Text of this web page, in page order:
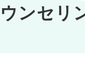
ンセリ